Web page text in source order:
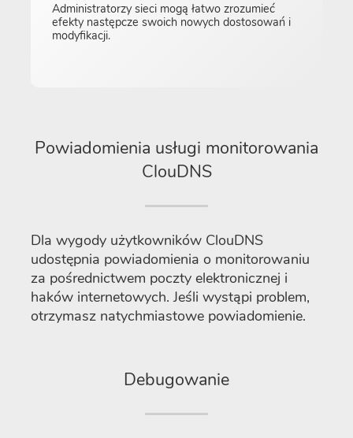
Administratorzy sieci mogą łatwo zrozumieć
efekty następcze swoich nowych dostosowań i
modyfikacji.
Powiadomienia usługi monitorowania
ClouDNS
Dla wygody użytkowników ClouDNS
udostępnia powiadomienia o monitorowaniu
za pośrednictwem poczty elektronicznej i
haków internetowych. Jeśli wystąpi problem,
otrzymasz natychmiastowe powiadomienie.
Debugowanie